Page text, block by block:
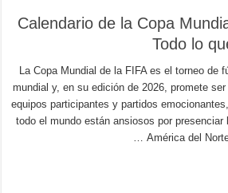
Calendario de la Copa
Todo lo
La Copa Mundial de la FIFA es el torneo de
mundial y, en su edición de 2026, promete
equipos participantes y partidos
todo el mundo están ansiosos por
América del